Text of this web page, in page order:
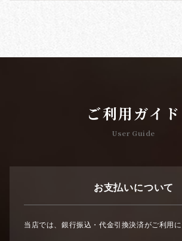
ご利用ガイド
User Guide
お支払いについて
当店では、銀行振込・代金引換決済がご利用に